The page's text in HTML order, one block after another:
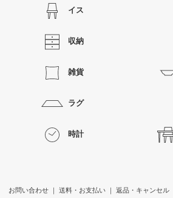
イス
収納
雑貨
ラグ
時計
お問い合わせ ｜ 送料・お支払い ｜ 返品・キャンセル